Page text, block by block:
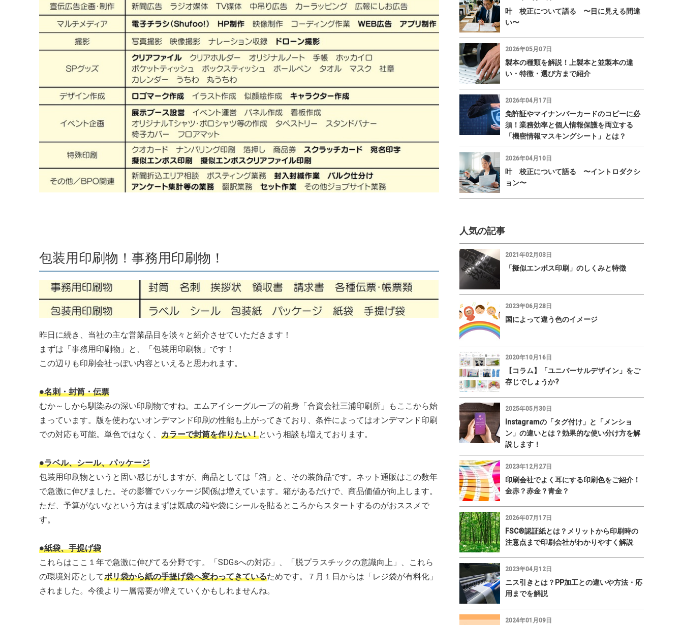
包装用印刷物！事務用印刷物！
昨日に続き、当社の主な営業品目を淡々と紹介させていただきます！
まずは「事務用印刷物」と、「包装用印刷物」です！
この辺りも印刷会社っぽい内容といえると思われます。
●名刺・封筒・伝票
むか～しから馴染みの深い印刷物ですね。エムアイシーグループの前身「合資会社三浦印刷所」もここから始
まっています。版を使わないオンデマンド印刷の性能も上がってきており、条件によってはオンデマンド印刷
での対応も可能。単色ではなく、 カラーで封筒を作りたい！という相談も増えております。
●ラベル、シール、パッケージ
包装用印刷物というと固い感じがしますが、商品としては「箱」と、その装飾品です。ネット通販はこの数年
で急激に伸びました。その影響でパッケージ関係は増えています。箱があるだけで、商品価値が向上します。
ただ、予算がないなという方はまずは既成の箱や袋にシールを貼るところからスタートするのがおススメで
す。
●紙袋、手提げ袋
これらはここ１年で急激に伸びてる分野です。「SDGsへの対応」、「脱プラスチックの意識向上」、これら
の環境対応としてポリ袋から紙の手提げ袋へ変わってきているためです。７月１日からは「レジ袋が有料化」
されました。今後より一層需要が増えていくかもしれませんね。
叶 校正について語る 〜目に見える間違
い〜
2026年05月07日
製本の種類を解説！上製本と並製本の違
い・特徴・選び方まで紹介
2026年04月17日
免許証やマイナンバーカードのコピーに必
須！業務効率と個人情報保護を両立する
「機密情報マスキングシート」とは？
2026年04月10日
叶 校正について語る 〜イントロダクシ
ョン〜
人気の記事
2021年02月03日
「擬似エンボス印刷」のしくみと特徴
2023年06月28日
国によって違う色のイメージ
2020年10月16日
【コラム】「ユニバーサルデザイン」をご
存じでしょうか?
2025年05月30日
Instagramの「タグ付け」と「メンショ
ン」の違いとは？効果的な使い分け方を解
説します！
2023年12月27日
印刷会社でよく耳にする印刷色をご紹介！
金赤？赤金？青金？
2026年07月17日
FSC®認証紙とは？メリットから印刷時の
注意点まで印刷会社がわかりやすく解説
2023年04月12日
ニス引きとは？PP加工との違いや方法・応
用までを解説
2024年01月09日